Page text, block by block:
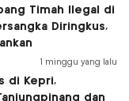
Timah Ilegal di
Diringkus,
1 minggu yang lalu
di Kepri,
dan